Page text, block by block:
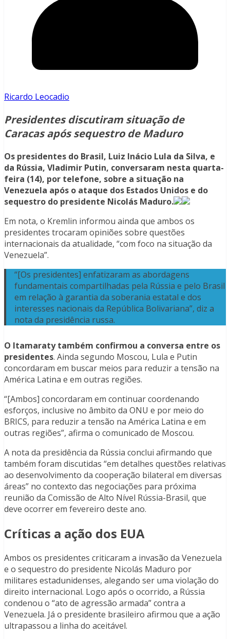
Ricardo Leocadio
Presidentes discutiram situação de
Caracas após sequestro de Maduro
Os presidentes do Brasil, Luiz Inácio Lula da Silva, e
da Rússia, Vladimir Putin, conversaram nesta quarta-
feira (14), por telefone, sobre a situação na
Venezuela após o ataque dos Estados Unidos e do
sequestro do presidente Nicolás Maduro.
Em nota, o Kremlin informou ainda que ambos os
presidentes trocaram opiniões sobre questões
internacionais da atualidade, “com foco na situação da
Venezuela”.
“[Os presidentes] enfatizaram as abordagens
fundamentais compartilhadas pela Rússia e pelo Brasil
em relação à garantia da soberania estatal e dos
interesses nacionais da República Bolivariana”, diz a
nota da presidência russa.
O Itamaraty também confirmou a conversa entre os
presidentes. Ainda segundo Moscou, Lula e Putin
concordaram em buscar meios para reduzir a tensão na
América Latina e em outras regiões.
“[Ambos] concordaram em continuar coordenando
esforços, inclusive no âmbito da ONU e por meio do
BRICS, para reduzir a tensão na América Latina e em
outras regiões”, afirma o comunicado de Moscou.
A nota da presidência da Rússia conclui afirmando que
também foram discutidas “em detalhes questões relativas
ao desenvolvimento da cooperação bilateral em diversas
áreas” no contexto das negociações para próxima
reunião da Comissão de Alto Nível Rússia-Brasil, que
deve ocorrer em fevereiro deste ano.
Críticas a ação dos EUA
Ambos os presidentes criticaram a invasão da Venezuela
e o sequestro do presidente Nicolás Maduro por
militares estadunidenses, alegando ser uma violação do
direito internacional. Logo após o ocorrido, a Rússia
condenou o “ato de agressão armada” contra a
Venezuela. Já o presidente brasileiro afirmou que a ação
ultrapassou a linha do aceitável.